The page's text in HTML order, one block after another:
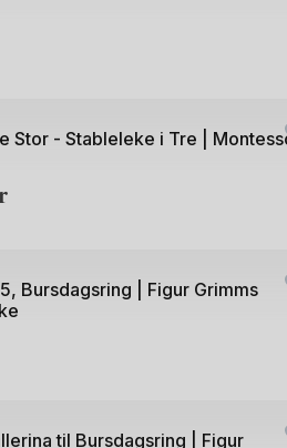
Stor - Stableleke i Tre |
Bursdagsring | Figur Grimms
til Bursdagsring | Figur